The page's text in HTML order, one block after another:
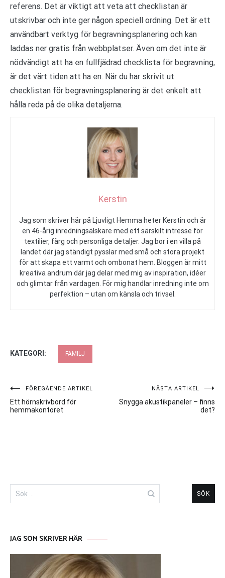
referens. Det är viktigt att veta att checklistan är
utskrivbar och inte ger någon speciell ordning. Det är ett
användbart verktyg för begravningsplanering och kan
laddas ner gratis från webbplatser. Även om det inte är
nödvändigt att ha en fullfjädrad checklista för begravning,
är det värt tiden att ha en. När du har skrivit ut
checklistan för begravningsplanering är det enkelt att
hålla reda på de olika detaljerna.
Kerstin
Jag som skriver här på Ljuvligt Hemma heter Kerstin och är
en 46-årig inredningsälskare med ett särskilt intresse för
textilier, färg och personliga detaljer. Jag bor i en villa på
landet där jag ständigt pysslar med små och stora projekt
för att skapa ett varmt och ombonat hem. Bloggen är mitt
kreativa andrum där jag delar med mig av inspiration, idéer
och glimtar från vardagen. För mig handlar inredning inte om
perfektion – utan om känsla och trivsel.
KATEGORI: FAMILJ
Inläggsnavigering
FÖREGÅENDE ARTIKEL
Ett hörnskrivbord för
hemmakontoret
NÄSTA ARTIKEL
Snygga akustikpaneler – finns
det?
Sök
efter:
JAG SOM SKRIVER HÄR